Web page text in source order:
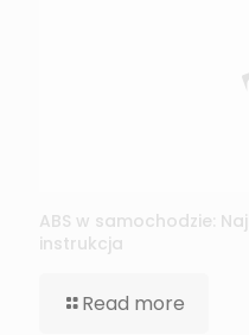
ABS w samochodzie:
instrukcja
Read more